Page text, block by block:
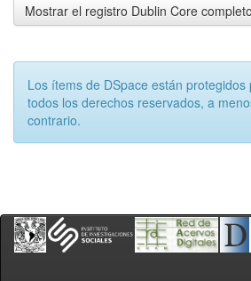
Mostrar el registro Dublin Core
Los ítems de DSpace están protegidos
todos los derechos reservados, a
contrario.